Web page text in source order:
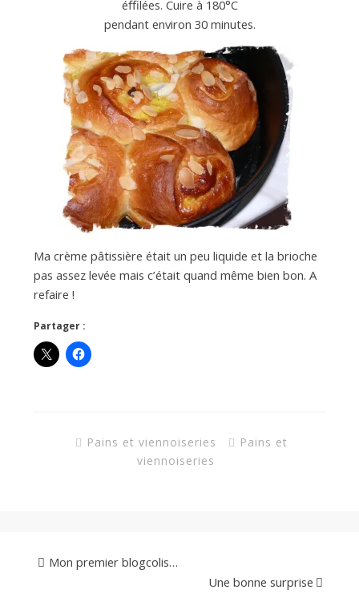
éffilées. Cuire à 180°C
pendant environ 30 minutes.
Ma crème pâtissière était un peu liquide et la brioche
pas assez levée mais c’était quand même bien bon. A
refaire !
Partager :
Pains et viennoiseries
Pains et
viennoiseries
Mon premier blogcolis…
Une bonne surprise